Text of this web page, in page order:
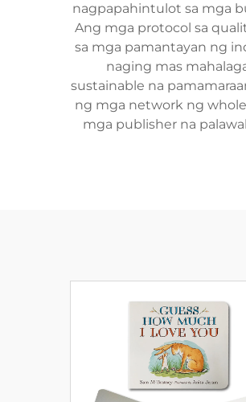
nagpapahintulot sa mga
Ang mga protocol sa
sa mga pamantayan ng
naging mas
sustainable na
ng mga network ng
mga publisher na